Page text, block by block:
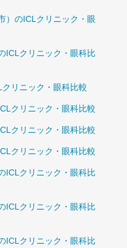
）のICLクリニック・眼
ICLクリニック・眼科比
リニック・眼科比較
クリニック・眼科比較
クリニック・眼科比較
クリニック・眼科比較
ICLクリニック・眼科比
ICLクリニック・眼科比
ICLクリニック・眼科比